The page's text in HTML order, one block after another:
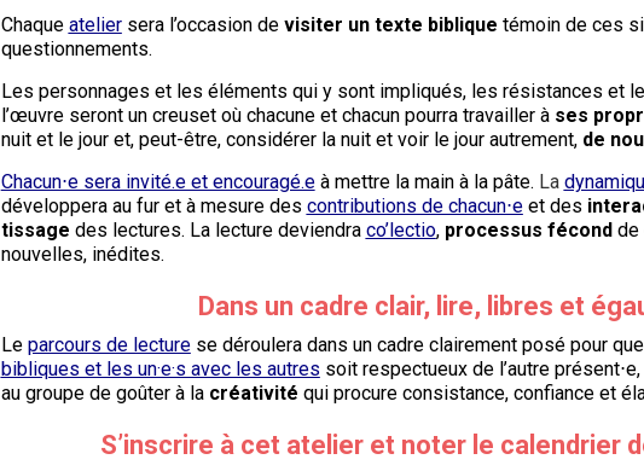
Chaque ateliersera l’occasion de visiter un texte biblique témoin de ces
questionnements.
Les personnages et les éléments qui y sont impliqués, les résistances et
l’œuvre seront un creuset où chacune et chacun pourra travailler à ses
nuit et le jour et, peut-être, considérer la nuit et voir le jour autrement, de
Chacun⋅e sera invité.e et encouragé.eà mettre la main à la pâte. La
développera au fur et à mesure des contributions de chacun⋅eet des
tissage des lectures. La lecture deviendra co’lectio, processus fécondde
nouvelles, inédites.
Dans un cadre clair, lire, libres et
Le parcours de lecturese déroulera dans un cadre clairement posé pour que
bibliques et les un·e·s avec les autres soit respectueux de l’autre
au groupe de goûter à la créativité qui procure consistance, confiance et
S’inscrire à cet atelier et noter le calendrier